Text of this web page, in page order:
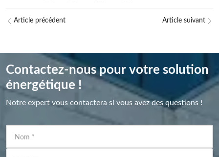
Article précédent Article suivant
Contactez-nous pour votre solution
énergétique !
Notre expert vous contactera si vous avez des questions !
Nom *